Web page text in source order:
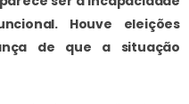
Houve eleições
de que a situação